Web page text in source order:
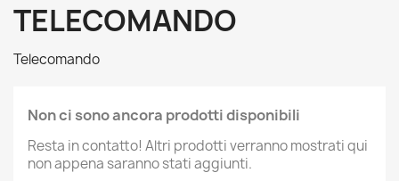
TELECOMANDO
Telecomando
Non ci sono ancora prodotti disponibili
Resta in contatto! Altri prodotti verranno mostrati qui
non appena saranno stati aggiunti.